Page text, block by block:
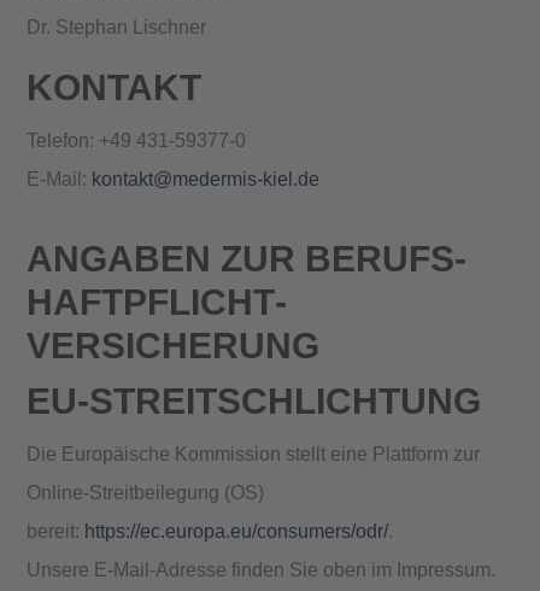
Dr. Stephan Lischner
KONTAKT
Telefon: +49 431-59377-0
E-Mail: kontakt@medermis-kiel.de
ANGABEN ZUR BERUFS­
HAFTPFLICHT­
VERSICHERUNG
EU-STREITSCHLICHTUNG
Die Europäische Kommission stellt eine Plattform zur
Online-Streitbeilegung (OS)
bereit: https://ec.europa.eu/consumers/odr/.
Unsere E-Mail-Adresse finden Sie oben im Impressum.